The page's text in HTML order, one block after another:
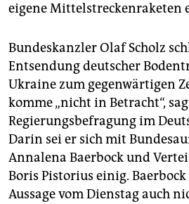
eigene Mittelstreckenraketen
Bundeskanzler Olaf Scholz
Entsendung deutscher
Ukraine zum gegenwärtigen
komme „nicht in Betracht“,
Regierungsbefragung im
Darin sei er sich mit
Annalena Baerbock und
Boris Pistorius einig.
Aussage vom Dienstag auch